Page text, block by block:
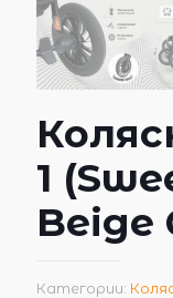
1
Beige
Категории: